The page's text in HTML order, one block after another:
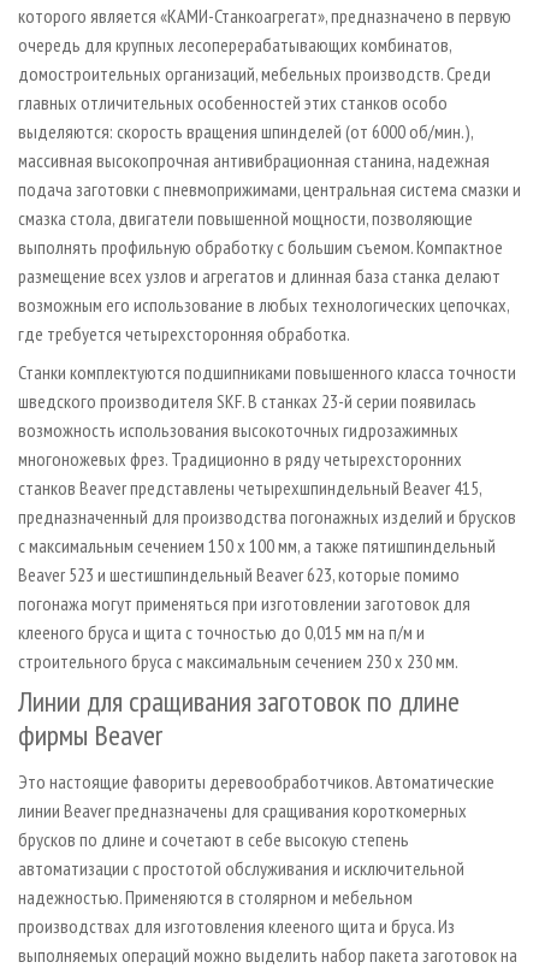
которого является «КАМИ-Станкоагрегат», предназначено в первую
очередь для крупных лесоперерабатывающих комбинатов,
домостроительных организаций, мебельных производств. Среди
главных отличительных особенностей этих станков особо
выделяются: скорость вращения шпинделей (от 6000 об/мин.),
массивная высокопрочная антивибрационная станина, надежная
подача заготовки с пневмоприжимами, центральная система смазки и
смазка стола, двигатели повышенной мощнос­ти, позволяющие
выполнять профильную обработку с большим съемом. Компактное
размещение всех узлов и агрегатов и длинная база станка делают
возможным его использование в любых технологических цепочках,
где требуется четырехсторонняя обработка.
Станки комплектуются подшипниками повышенного класса точности
шведского производителя SKF. В станках 23-й серии появилась
возможность использования высокоточных гидрозажимных
многоножевых фрез. Традиционно в ряду четырехсторонних
станков Beaver представлены четырехшпиндельный Beaver 415,
предназначенный для производства погонажных изделий и брусков
с максимальным сечением 150 x 100 мм, а также пятишпиндельный
Beaver 523 и шестишпиндельный Beaver 623, которые помимо
погонажа могут применяться при изготовлении заготовок для
клееного бруса и щита с точностью до 0,015 мм на п/м и
строительного бруса с максимальным сечением 230 x 230 мм.
Линии для сращивания заготовок по длине
фирмы Beaver
Это настоящие фавориты деревообработчиков. Автоматические
линии Beaver предназначены для сращивания короткомерных
брусков по длине и сочетают в себе высокую степень
автоматизации с простотой обслуживания и исключительной
надежностью. Применяются в столярном и мебельном
производствах для изготовления клееного щита и бруса. Из
выполняемых операций можно выделить набор пакета заготовок на